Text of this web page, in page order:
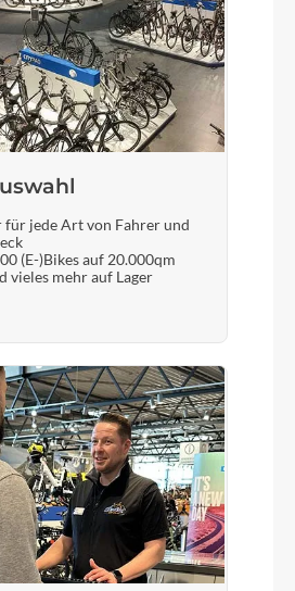
2x12s flat mount with Fin
Bremshebel
Shimano
Steuersatz
+ Xelius Acros Spacer
Gabel
axle UD Superlight carbon
Sattelstütze
forged, Ø: 27.2mm, L: 350mm
für jede Art von Fahrer und
(E-)Bikes auf 20.000qm
vieles mehr auf Lager